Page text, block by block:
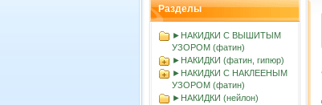
Разделы
►НАКИДКИ С ВЫШИТЫМ
УЗОРОМ (фатин)
►НАКИДКИ (фатин, гипюр)
►НАКИДКИ С НАКЛЕЕНЫМ
УЗОРОМ (фатин)
►НАКИДКИ (нейлон)